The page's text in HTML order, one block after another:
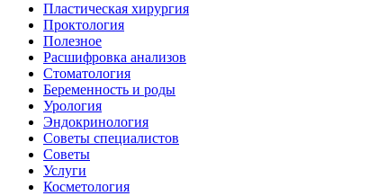
Пластическая хирургия
Проктология
Полезное
Расшифровка анализов
Стоматология
Беременность и роды
Урология
Эндокринология
Советы специалистов
Советы
Услуги
Косметология